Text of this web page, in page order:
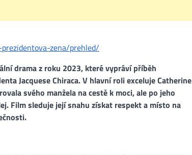
zena/prehled/
drama z roku 2023, které vypráví příběh
Jacquese Chiraca. V hlavní roli exceluje Catherine
svého manžela na cestě k moci, ale po jeho
Film sleduje její snahu získat respekt a místo na